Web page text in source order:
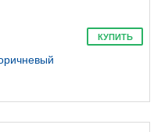
КУПИТЬ